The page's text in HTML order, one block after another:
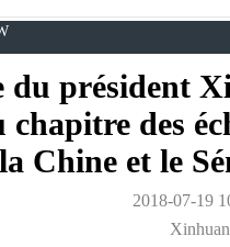
du président
chapitre des
la Chine et le
2018-07-19